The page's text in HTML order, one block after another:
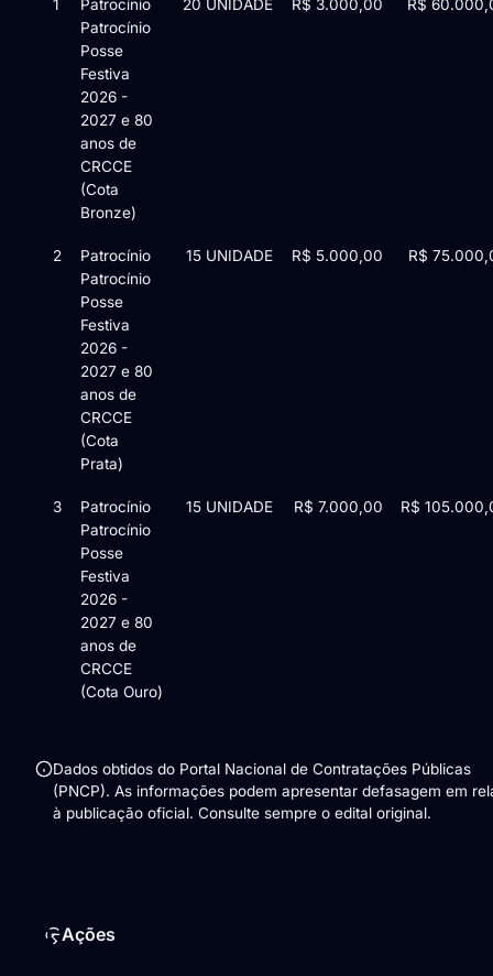
1
Patrocínio
Patrocínio
Posse
Festiva
2026 -
2027 e 80
anos de
CRCCE
(Cota
Bronze)
20 UNIDADE R$ 3.000,00 R$
2
Patrocínio
Patrocínio
Posse
Festiva
2026 -
2027 e 80
anos de
CRCCE
(Cota
Prata)
15 UNIDADE R$ 5.000,00 R$
3
Patrocínio
Patrocínio
Posse
Festiva
2026 -
2027 e 80
anos de
CRCCE
(Cota Ouro)
15 UNIDADE R$ 7.000,00 R$
Dados obtidos do Portal Nacional de Contratações Públicas
(PNCP). As informações podem apresentar defasagem em
à publicação oficial. Consulte sempre o edital original.
Ações